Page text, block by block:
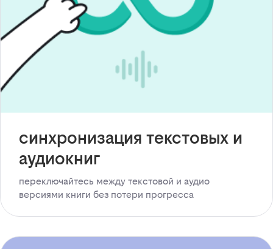
синхронизация текстовых и
аудиокниг
переключайтесь между текстовой и аудио
версиями книги без потери прогресса